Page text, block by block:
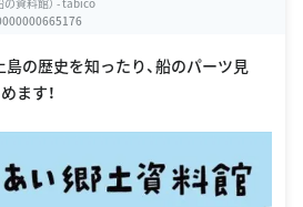
の歴史を知ったり、船のパーツ見
ます！